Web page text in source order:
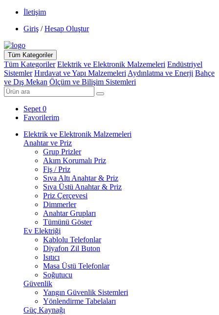
İletişim
Giriş / Hesap Oluştur
Tüm Kategoriler
Tüm Kategoriler Elektrik ve Elektronik Malzemeleri Endüstriyel
Sistemler Hırdavat ve Yapı Malzemeleri Aydınlatma ve Enerji Bahçe
ve Dış Mekan Ölçüm ve Bilişim Sistemleri
Sepet 0
Favorilerim
Elektrik ve Elektronik Malzemeleri
Anahtar ve Priz
Grup Prizler
Akım Korumalı Priz
Fiş / Priz
Sıva Altı Anahtar & Priz
Sıva Üstü Anahtar & Priz
Priz Çerçevesi
Dimmerler
Anahtar Grupları
Tümünü Göster
Ev Elektriği
Kablolu Telefonlar
Diyafon Zil Buton
Isıtıcı
Masa Üstü Telefonlar
Soğutucu
Güvenlik
Yangın Güvenlik Sistemleri
Yönlendirme Tabelaları
Güç Kaynağı